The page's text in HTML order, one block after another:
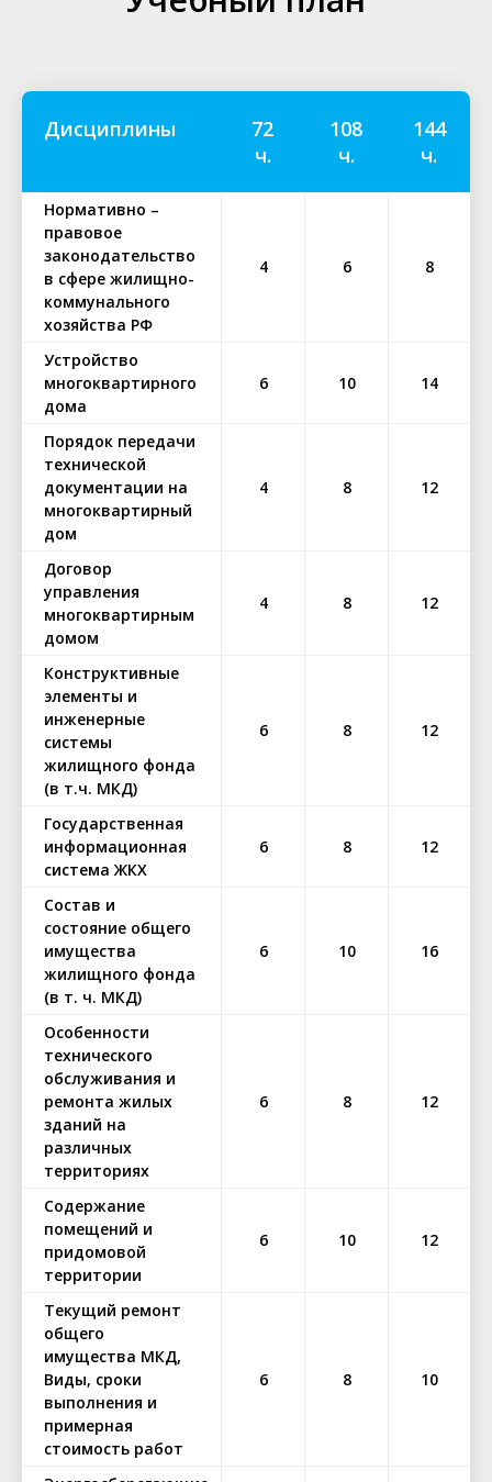
Дисциплины
72
ч.
108
ч.
144
ч.
Нормативно –
правовое
законодательство
в сфере жилищно-
коммунального
хозяйства РФ
4 6 8
Устройство
многоквартирного
дома
6 10 14
Порядок передачи
технической
документации на
многоквартирный
дом
4 8 12
Договор
управления
многоквартирным
домом
4 8 12
Конструктивные
элементы и
инженерные
системы
жилищного фонда
(в т.ч. МКД)
6 8 12
Государственная
информационная
система ЖКХ
6 8 12
Состав и
состояние общего
имущества
жилищного фонда
(в т. ч. МКД)
6 10 16
Особенности
технического
обслуживания и
ремонта жилых
зданий на
различных
территориях
6 8 12
Содержание
помещений и
придомовой
территории
6 10 12
Текущий ремонт
общего
имущества МКД,
Виды, сроки
выполнения и
примерная
стоимость работ
6 8 10